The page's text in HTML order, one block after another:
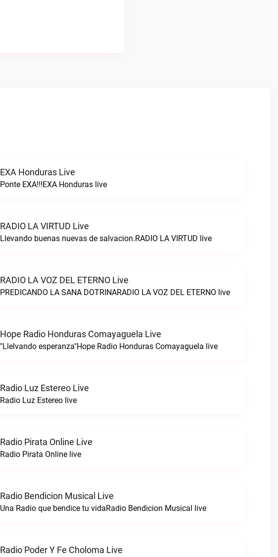
EXA Honduras Live
Ponte EXA!!!EXA Honduras live
RADIO LA VIRTUD Live
Llevando buenas nuevas de salvacion.RADIO LA VIRTUD live
RADIO LA VOZ DEL ETERNO Live
PREDICANDO LA SANA DOTRINARADIO LA VOZ DEL ETERNO live
Hope Radio Honduras Comayaguela Live
"Llelvando esperanza"Hope Radio Honduras Comayaguela live
Radio Luz Estereo Live
Radio Luz Estereo live
Radio Pirata Online Live
Radio Pirata Online live
Radio Bendicion Musical Live
Una Radio que bendice tu vidaRadio Bendicion Musical live
Radio Poder Y Fe Choloma Live